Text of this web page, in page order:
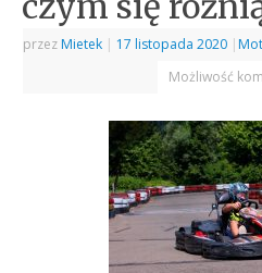
przez Mietek | 17 listopada 2020 |
Możliwość